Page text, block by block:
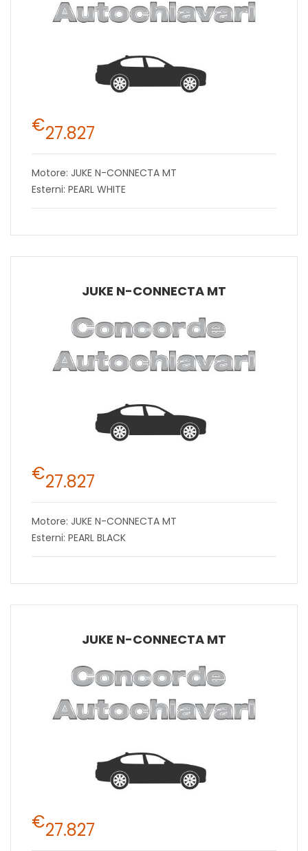
€27.827
Motore: JUKE N-CONNECTA MT
Esterni: PEARL WHITE
JUKE N-CONNECTA MT
€27.827
Motore: JUKE N-CONNECTA MT
Esterni: PEARL BLACK
JUKE N-CONNECTA MT
€27.827